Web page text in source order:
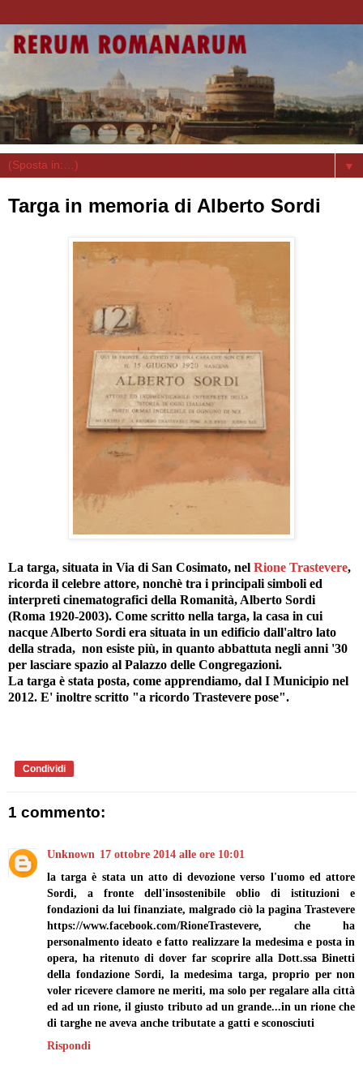
▼
Targa in memoria di Alberto Sordi
La targa, situata in Via di San Cosimato, nel Rione Trastevere,
ricorda il celebre attore, nonchè tra i principali simboli ed
interpreti cinematografici della Romanità, Alberto Sordi
(Roma 1920-2003). Come scritto nella targa, la casa in cui
nacque Alberto Sordi era situata in un edificio dall'altro lato
della strada, non esiste più, in quanto abbattuta negli anni '30
per lasciare spazio al Palazzo delle Congregazioni.
La targa è stata posta, come apprendiamo, dal I Municipio nel
2012. E' inoltre scritto "a ricordo Trastevere pose".
Condividi
1 commento:
Unknown 17 ottobre 2014 alle ore 10:01
la targa è stata un atto di devozione verso l'uomo ed attore
Sordi, a fronte dell'insostenibile oblio di istituzioni e
fondazioni da lui finanziate, malgrado ciò la pagina Trastevere
https://www.facebook.com/RioneTrastevere, che ha
personalmento ideato e fatto realizzare la medesima e posta in
opera, ha ritenuto di dover far scoprire alla Dott.ssa Binetti
della fondazione Sordi, la medesima targa, proprio per non
voler ricevere clamore ne meriti, ma solo per regalare alla città
ed ad un rione, il giusto tributo ad un grande...in un rione che
di targhe ne aveva anche tributate a gatti e sconosciuti
Rispondi